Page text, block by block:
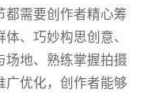
都需要创作者精心筹
、巧妙构思创意、
场地、熟练掌握拍摄
广优化，创作者能够